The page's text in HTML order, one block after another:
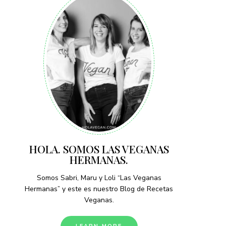
HOLA. SOMOS LAS VEGANAS
HERMANAS.
Somos Sabri, Maru y Loli “Las Veganas
Hermanas” y este es nuestro Blog de Recetas
Veganas.